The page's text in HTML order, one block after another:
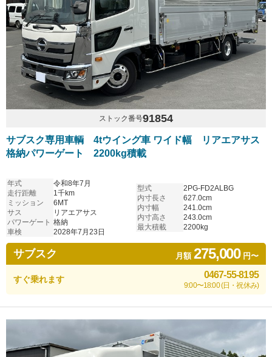
ストック番号91854
サブスク専用車輌 4tウイング車 ワイド幅 リアエアサス
格納パワーゲート 2200kg積載
年式
令和8年7月
走行距離
1千km
ミッション
6MT
サス
リアエアサス
パワーゲート 格納
車検
2028年7月23日
型式
2PG-FD2ALBG
内寸長さ
627.0cm
内寸幅
241.0cm
内寸高さ
243.0cm
最大積載
2200kg
サブスク 月額275,000円〜
すぐ乗れます 0467-55-8195
9:00〜18:00 (日・祝休み)